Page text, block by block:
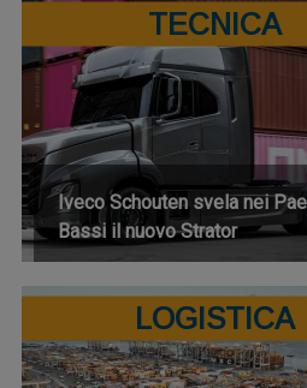
TECNICA
Iveco Schouten svela nei
Bassi il nuovo Strator
LOGISTICA